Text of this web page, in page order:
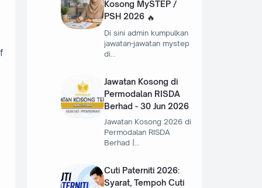
Kosong MySTEP /
PSH 2026
Di sini admin kumpulkan
jawatan-jawatan mystep
di…
Jawatan Kosong di
Permodalan RISDA
Berhad - 30 Jun 2026
Jawatan Kosong 2026 di
Permodalan RISDA
Cuti Paterniti 2026:
Syarat, Tempoh Cuti